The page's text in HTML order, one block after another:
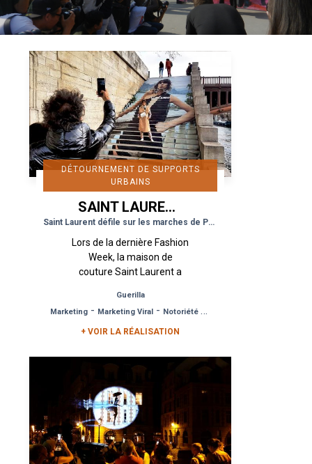
DÉTOURNEMENT DE SUPPORTS
URBAINS
SAINT LAURENT
Saint Laurent défile sur les marches de Paris comme sur le Podium
Lors de la dernière Fashion
Week, la maison de
couture Saint Laurent a
manière esthétique voire
artistique trois visuels clés
de sa nouvelle...
Guerilla
Marketing - Marketing Viral - Notoriété de Marque
+ VOIR LA RÉALISATION